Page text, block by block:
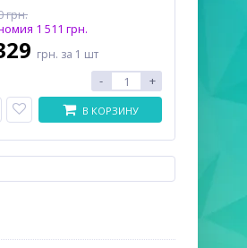
грн.
1 511 грн.
грн. за 1 шт
- +
В КОРЗИНУ